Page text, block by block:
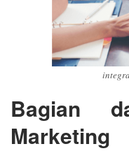
Bagian
Marketing